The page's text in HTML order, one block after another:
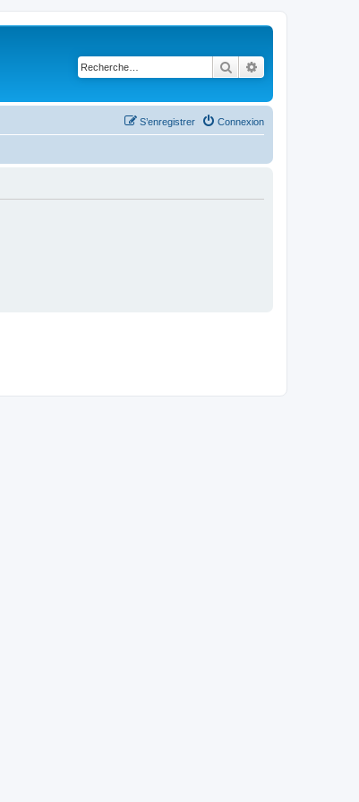
Rechercher
Connexion
S’enregistrer